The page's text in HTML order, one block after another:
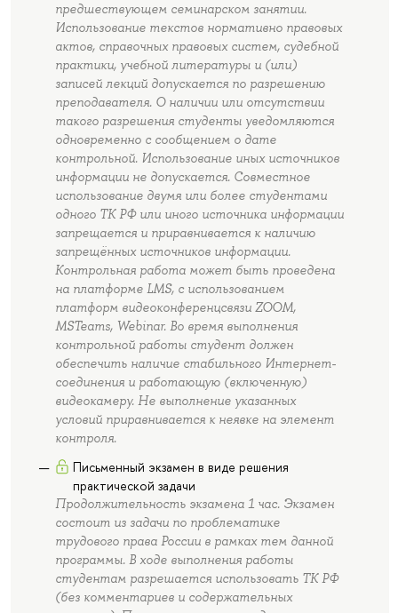
предшествующем семинарском занятии.
Использование текстов нормативно правовых
актов, справочных правовых систем, судебной
практики, учебной литературы и (или)
записей лекций допускается по разрешению
преподавателя. О наличии или отсутствии
такого разрешения студенты уведомляются
одновременно с сообщением о дате
контрольной. Использование иных источников
информации не допускается. Совместное
использование двумя или более студентами
одного ТК РФ или иного источника информации
запрещается и приравнивается к наличию
запрещённых источников информации.
Контрольная работа может быть проведена
на платформе LMS, с использованием
платформ видеоконференцсвязи ZOOM,
MSTeams, Webinar. Во время выполнения
контрольной работы студент должен
обеспечить наличие стабильного Интернет-
соединения и работающую (включенную)
видеокамеру. Не выполнение указанных
условий приравнивается к неявке на элемент
контроля.
Письменный экзамен в виде решения
практической задачи
Продолжительность экзамена 1 час. Экзамен
состоит из задачи по проблематике
трудового права России в рамках тем данной
программы. В ходе выполнения работы
студентам разрешается использовать ТК РФ
(без комментариев и содержательных